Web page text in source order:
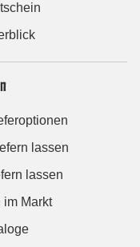
lassen
lassen
im Markt